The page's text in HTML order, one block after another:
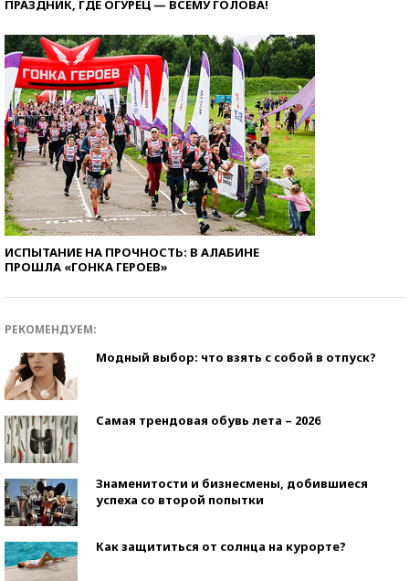
ПРАЗДНИК, ГДЕ ОГУРЕЦ — ВСЕМУ ГОЛОВА!
ИСПЫТАНИЕ НА ПРОЧНОСТЬ: В АЛАБИНЕ
ПРОШЛА «ГОНКА ГЕРОЕВ»
РЕКОМЕНДУЕМ:
Модный выбор: что взять с собой в отпуск?
Самая трендовая обувь лета – 2026
Знаменитости и бизнесмены, добившиеся
успеха со второй попытки
Как защититься от солнца на курорте?